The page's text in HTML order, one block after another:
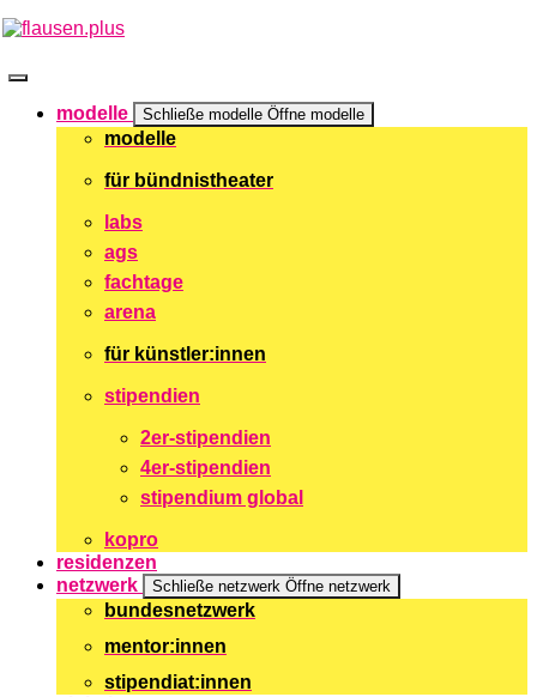
Zum
springen
modelle Schließe modelle Öffne modelle
modelle
für bündnistheater
labs
ags
fachtage
arena
für künstler:innen
stipendien
2er-stipendien
4er-stipendien
stipendium global
kopro
residenzen
netzwerk
Schließe netzwerk Öffne netzwerk
bundesnetzwerk
mentor:innen
stipendiat:innen